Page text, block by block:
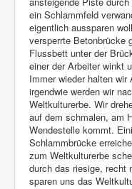
ein Schlammfeld
eigentlich aussparen
versperrte Betonbrücke
Flussbett unter der
einer der Arbeiter winkt
Immer wieder halten
irgendwie werden wir
Weltkulturerbe. Wir
auf dem schmalen, am
Wendestelle kommt.
Schlammbrücke
zum Weltkulturerbe
durch das riesige, recht
sparen uns das